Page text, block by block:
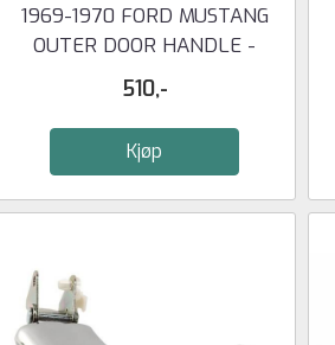
1969-1970 FORD MUSTANG
OUTER DOOR HANDLE -
LEFT
510,-
Kjøp